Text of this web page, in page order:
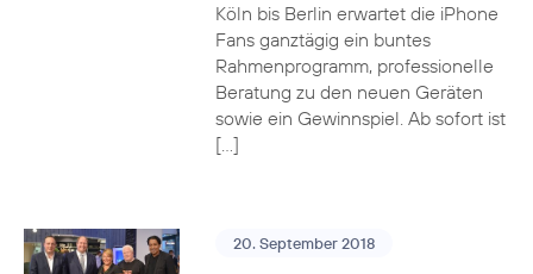
Köln bis Berlin erwartet die iPhone
Fans ganztägig ein buntes
Rahmenprogramm, professionelle
Beratung zu den neuen Geräten
sowie ein Gewinnspiel. Ab sofort ist
[…]
20. September 2018